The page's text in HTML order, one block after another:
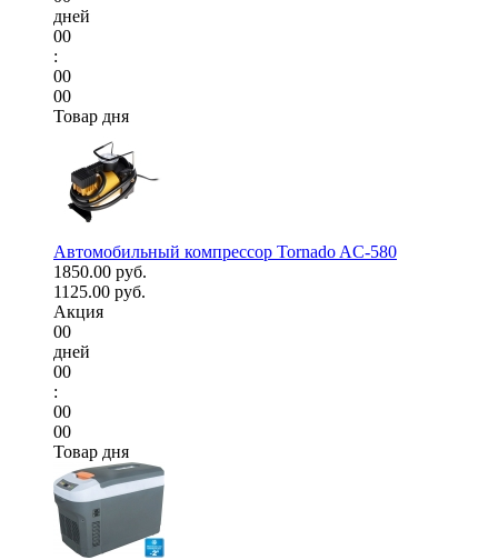
дней
00
:
00
00
Товар дня
Автомобильный компрессор Tornado AC-580
1850.00 руб.
1125.00 руб.
Акция
00
дней
00
:
00
00
Товар дня